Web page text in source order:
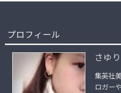
プロフィール
さゆり
集英社
ロガー